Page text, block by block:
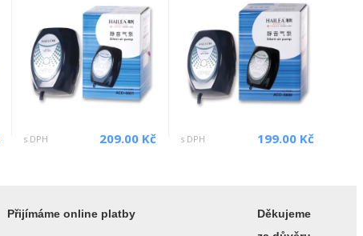
s DPH 209.00 Kč s DPH 199.00 Kč
Přijímáme online platby
Děkujeme